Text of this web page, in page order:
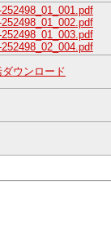
252498_01_001.pdf
252498_01_002.pdf
252498_01_003.pdf
252498_02_004.pdf
ダウンロード